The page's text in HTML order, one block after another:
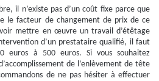
il n’existe pas d’un coût fixe parce que
le facteur de changement de prix de ce
mettre en œuvre un travail d’étêtage
d’un prestataire qualifié, il faut
euros à 500 euros. Si vous souhaitez
de l’enlèvement de tête
de ne pas hésiter à effectuer